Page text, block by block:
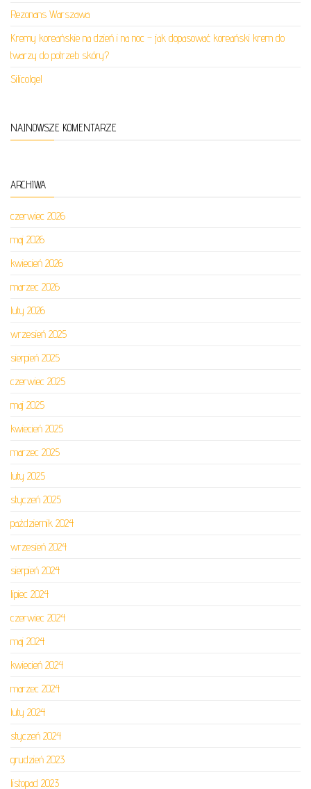
Rezonans Warszawa
Kremy koreańskie na dzień i na noc – jak dopasować koreański krem do
twarzy do potrzeb skóry?
Silicolgel
NAJNOWSZE KOMENTARZE
ARCHIWA
czerwiec 2026
maj 2026
kwiecień 2026
marzec 2026
luty 2026
wrzesień 2025
sierpień 2025
czerwiec 2025
maj 2025
kwiecień 2025
marzec 2025
luty 2025
styczeń 2025
październik 2024
wrzesień 2024
sierpień 2024
lipiec 2024
czerwiec 2024
maj 2024
kwiecień 2024
marzec 2024
luty 2024
styczeń 2024
grudzień 2023
listopad 2023